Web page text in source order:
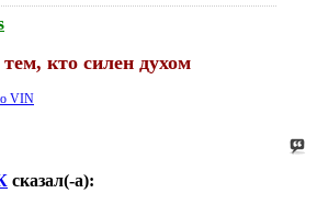
кто силен духом
VIN
сказал(-а):